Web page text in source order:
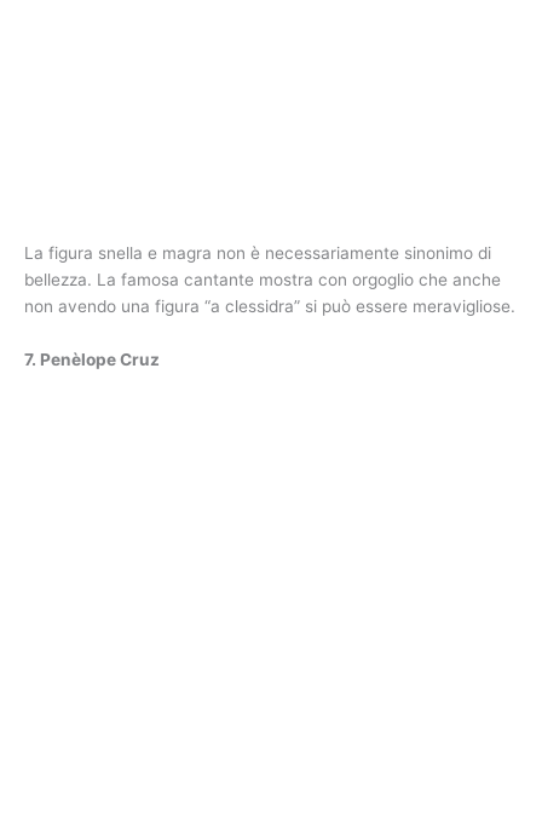
La figura snella e magra non è necessariamente sinonimo di
bellezza. La famosa cantante mostra con orgoglio che anche
non avendo una figura “a clessidra” si può essere meravigliose.
7. Penèlope Cruz